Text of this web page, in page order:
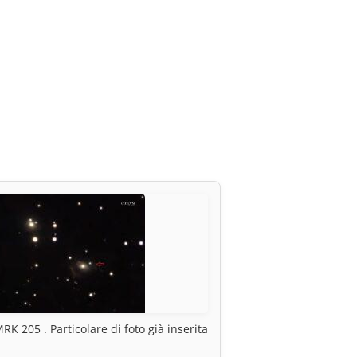
205 . Particolare di foto già inserita